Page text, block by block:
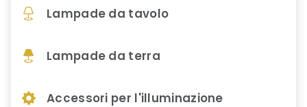
Lampade da tavolo
Lampade da terra
Accessori per l'illuminazione